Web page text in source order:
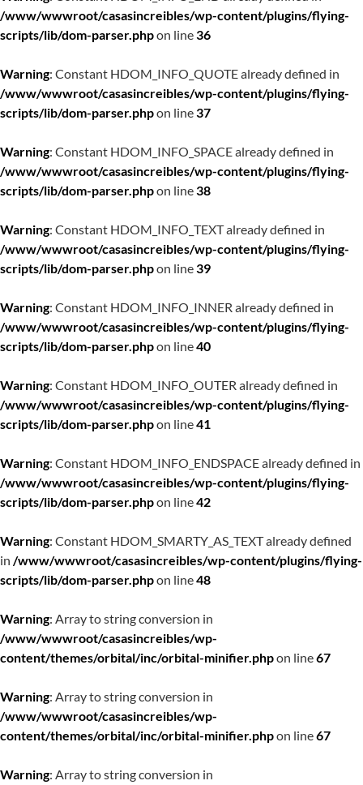
/www/wwwroot/casasincreibles/wp-content/plugins/flying-
scripts/lib/dom-parser.phpon line36
Warning: Constant HDOM_INFO_QUOTE already defined in
/www/wwwroot/casasincreibles/wp-content/plugins/flying-
scripts/lib/dom-parser.phpon line37
Warning: Constant HDOM_INFO_SPACE already defined in
/www/wwwroot/casasincreibles/wp-content/plugins/flying-
scripts/lib/dom-parser.phpon line38
Warning: Constant HDOM_INFO_TEXT already defined in
/www/wwwroot/casasincreibles/wp-content/plugins/flying-
scripts/lib/dom-parser.phpon line39
Warning: Constant HDOM_INFO_INNER already defined in
/www/wwwroot/casasincreibles/wp-content/plugins/flying-
scripts/lib/dom-parser.phpon line40
Warning: Constant HDOM_INFO_OUTER already defined in
/www/wwwroot/casasincreibles/wp-content/plugins/flying-
scripts/lib/dom-parser.phpon line41
Warning: Constant HDOM_INFO_ENDSPACE already defined in
/www/wwwroot/casasincreibles/wp-content/plugins/flying-
scripts/lib/dom-parser.phpon line42
Warning: Constant HDOM_SMARTY_AS_TEXT already defined
in /www/wwwroot/casasincreibles/wp-content/plugins/flying-
scripts/lib/dom-parser.phpon line48
Warning: Array to string conversion in
/www/wwwroot/casasincreibles/wp-
content/themes/orbital/inc/orbital-minifier.phpon line67
Warning: Array to string conversion in
/www/wwwroot/casasincreibles/wp-
content/themes/orbital/inc/orbital-minifier.phpon line67
Warning: Array to string conversion in